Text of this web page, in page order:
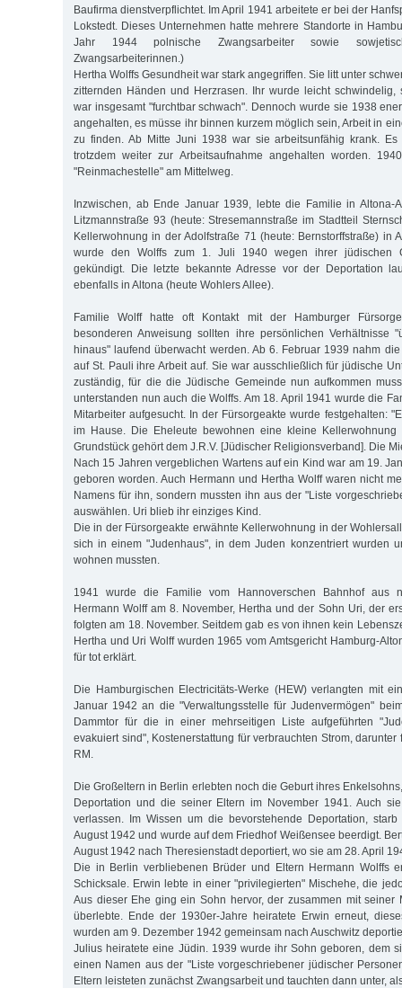
Baufirma dienstverpflichtet. Im April 1941 arbeitete er bei der
Lokstedt. Dieses Unternehmen hatte mehrere Standorte in
Jahr 1944 polnische Zwangsarbeiter sowie
Zwangsarbeiterinnen.)
Hertha Wolffs Gesundheit war stark angegriffen. Sie litt unter
zitternden Händen und Herzrasen. Ihr wurde leicht schwindelig,
war insgesamt "furchtbar schwach". Dennoch wurde sie 1938
angehalten, es müsse ihr binnen kurzem möglich sein, Arbeit in
zu finden. Ab Mitte Juni 1938 war sie arbeitsunfähig krank.
trotzdem weiter zur Arbeitsaufnahme angehalten worden.
"Reinmachestelle" am Mittelweg.
Inzwischen, ab Ende Januar 1939, lebte die Familie in Altona-
Litzmannstraße 93 (heute: Stresemannstraße im Stadtteil
Kellerwohnung in der Adolfstraße 71 (heute: Bernstorffstraße) in
wurde den Wolffs zum 1. Juli 1940 wegen ihrer jüdischen
gekündigt. Die letzte bekannte Adresse vor der Deportation
ebenfalls in Altona (heute Wohlers Allee).
Familie Wolff hatte oft Kontakt mit der Hamburger
besonderen Anweisung sollten ihre persönlichen Verhältnisse
hinaus" laufend überwacht werden. Ab 6. Februar 1939 nahm
auf St. Pauli ihre Arbeit auf. Sie war ausschließlich für jüdische
zuständig, für die die Jüdische Gemeinde nun aufkommen
unterstanden nun auch die Wolffs. Am 18. April 1941 wurde die
Mitarbeiter aufgesucht. In der Fürsorgeakte wurde festgehalten:
im Hause. Die Eheleute bewohnen eine kleine
Grundstück gehört dem J.R.V. [Jüdischer Religionsverband]. Die
Nach 15 Jahren vergeblichen Wartens auf ein Kind war am 19.
geboren worden. Auch Hermann und Hertha Wolff waren nicht
Namens für ihn, sondern mussten ihn aus der "Liste
auswählen. Uri blieb ihr einziges Kind.
Die in der Fürsorgeakte erwähnte Kellerwohnung in der
sich in einem "Judenhaus", in dem Juden konzentriert wurden
wohnen mussten.
1941 wurde die Familie vom Hannoverschen Bahnhof aus
Hermann Wolff am 8. November, Hertha und der Sohn Uri, der
folgten am 18. November. Seitdem gab es von ihnen kein
Hertha und Uri Wolff wurden 1965 vom Amtsgericht Hamburg-
für tot erklärt.
Die Hamburgischen Electricitäts-Werke (HEW) verlangten mit
Januar 1942 an die "Verwaltungsstelle für Judenvermögen"
Dammtor für die in einer mehrseitigen Liste aufgeführten
evakuiert sind", Kostenerstattung für verbrauchten Strom, darunter
RM.
Die Großeltern in Berlin erlebten noch die Geburt ihres
Deportation und die seiner Eltern im November 1941. Auch
verlassen. Im Wissen um die bevorstehende Deportation,
August 1942 und wurde auf dem Friedhof Weißensee beerdigt.
August 1942 nach Theresienstadt deportiert, wo sie am 28. April
Die in Berlin verbliebenen Brüder und Eltern Hermann Wolffs
Schicksale. Erwin lebte in einer "privilegierten" Mischehe, die
Aus dieser Ehe ging ein Sohn hervor, der zusammen mit seiner
überlebte. Ende der 1930er-Jahre heiratete Erwin erneut,
wurden am 9. Dezember 1942 gemeinsam nach Auschwitz
Julius heiratete eine Jüdin. 1939 wurde ihr Sohn geboren, dem
einen Namen aus der "Liste vorgeschriebener jüdischer
Eltern leisteten zunächst Zwangsarbeit und tauchten dann unter,